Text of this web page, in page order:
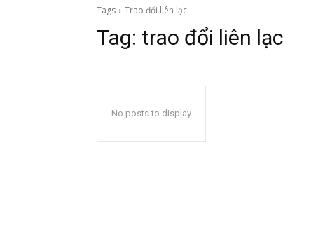
Tags Trao đổi liên lạc
Tag: trao đổi liên lạc
No posts to display